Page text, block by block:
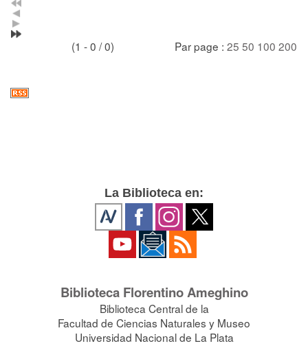
(1 - 0 / 0) Par page : 25 50 100 200
La Biblioteca en:
Biblioteca Florentino Ameghino
Biblioteca Central de la
Facultad de Ciencias Naturales y Museo
Universidad Nacional de La Plata